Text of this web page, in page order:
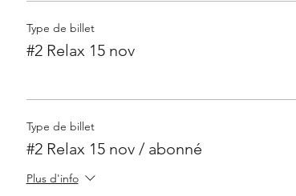
Type de billet
#2 Relax 15 nov
Type de billet
#2 Relax 15 nov / abonné
Plus d'info